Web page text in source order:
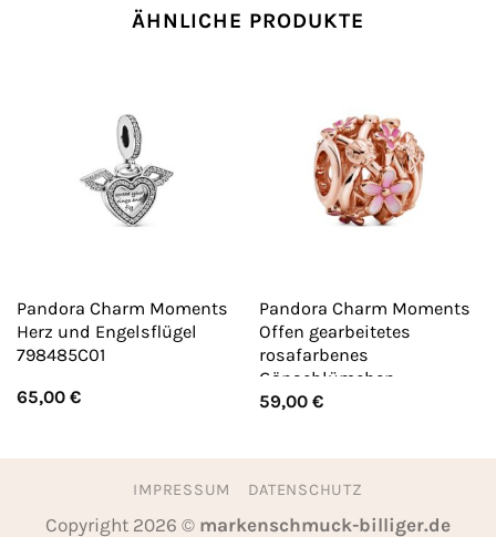
ÄHNLICHE PRODUKTE
Pandora Charm Moments
Herz und Engelsflügel
798485C01
65,00 €
Pandora Charm Moments
Offen gearbeitetes
rosafarbenes
Gänseblümchen
788772C01
59,00 €
IMPRESSUM DATENSCHUTZ
Copyright 2026 © markenschmuck-billiger.de